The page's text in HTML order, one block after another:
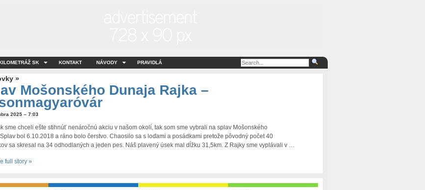
SK KONTAKT NÁVODY PRAVIDLÁ
»
Mošonského Dunaja Rajka –
2025 – 7:03
sme chceli ešte stihnúť nenáročnú akciu v našom okolí, tak som sme vybrali na splav Mošonského
bol 6.10.2018 a ráno bolo čerstvo. Chaosilo sa s loďami a posádkami pretože pôvodný počet 40
sa skresal na 34 odhodlaných a jeden pes. Náš plavený úsek mal dĺžku 31,5km. Z Rajky sme vyplávali v …
full story »